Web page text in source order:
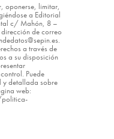
oponerse, limitar,
a Editorial
c/ Mahón, 8 –
de correo
a través de
a su disposición
Puede
y detallada sobre
web: